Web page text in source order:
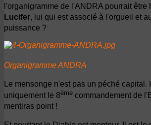
l'organigramme de l'ANDRA pourrait être
Lucifer, lui qui est associé à l'orgueil et
puissance ?
Organigramme ANDRA
Le mensonge n'est pas un péché capital.
uniquement le 8ème commandement de
mentiras point !